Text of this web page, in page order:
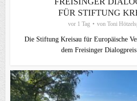
FÜR STIFTUNG
vor 1 Tag von Toni
Die Stiftung Kreisau für Europäische
dem Freisinger